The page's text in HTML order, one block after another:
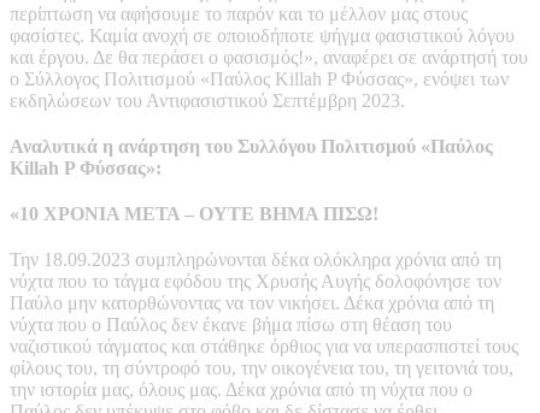
περίπτωση να αφήσουμε το παρόν και το μέλλον μας στους
φασίστες. Καμία ανοχή σε οποιοδήποτε ψήγμα φασιστικού λόγου
και έργου. Δε θα περάσει ο φασισμός!», αναφέρει σε ανάρτησή του
ο Σύλλογος Πολιτισμού «Παύλος Killah P Φύσσας», ενόψει των
εκδηλώσεων του Αντιφασιστικού Σεπτέμβρη 2023.
Αναλυτικά η ανάρτηση του Συλλόγου Πολιτισμού «Παύλος
Killah P Φύσσας»:
«10 ΧΡΟΝΙΑ ΜΕΤΑ – ΟΥΤΕ ΒΗΜΑ ΠΙΣΩ!
Την 18.09.2023 συμπληρώνονται δέκα ολόκληρα χρόνια από τη
νύχτα που το τάγμα εφόδου της Χρυσής Αυγής δολοφόνησε τον
Παύλο μην κατορθώνοντας να τον νικήσει. Δέκα χρόνια από τη
νύχτα που ο Παύλος δεν έκανε βήμα πίσω στη θέαση του
ναζιστικού τάγματος και στάθηκε όρθιος για να υπερασπιστεί τους
φίλους του, τη σύντροφό του, την οικογένεια του, τη γειτονιά του,
την ιστορία μας, όλους μας. Δέκα χρόνια από τη νύχτα που ο